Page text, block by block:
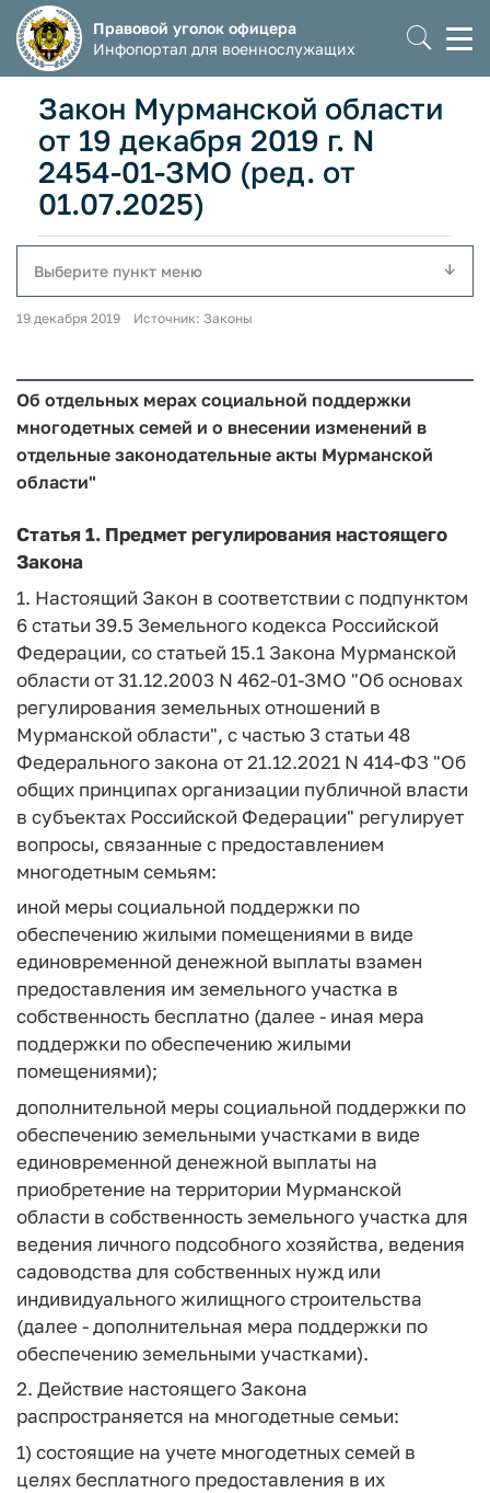
Правовой уголок офицера
Инфопортал для военнослужащих
Закон Мурманской области
от 19 декабря 2019 г. N
2454-01-ЗМО (ред. от
01.07.2025)
Выберите пункт меню
19 декабря 2019 Источник: Законы
Об отдельных мерах социальной поддержки
многодетных семей и о внесении изменений в
отдельные законодательные акты Мурманской
области"
Статья 1. Предмет регулирования настоящего
Закона
1. Настоящий Закон в соответствии с подпунктом
6 статьи 39.5 Земельного кодекса Российской
Федерации, со статьей 15.1 Закона Мурманской
области от 31.12.2003 N 462-01-ЗМО "Об основах
регулирования земельных отношений в
Мурманской области", с частью 3 статьи 48
Федерального закона от 21.12.2021 N 414-ФЗ "Об
общих принципах организации публичной власти
в субъектах Российской Федерации" регулирует
вопросы, связанные с предоставлением
многодетным семьям:
иной меры социальной поддержки по
обеспечению жилыми помещениями в виде
единовременной денежной выплаты взамен
предоставления им земельного участка в
собственность бесплатно (далее - иная мера
поддержки по обеспечению жилыми
помещениями);
дополнительной меры социальной поддержки по
обеспечению земельными участками в виде
единовременной денежной выплаты на
приобретение на территории Мурманской
области в собственность земельного участка для
ведения личного подсобного хозяйства, ведения
садоводства для собственных нужд или
индивидуального жилищного строительства
(далее - дополнительная мера поддержки по
обеспечению земельными участками).
2. Действие настоящего Закона
распространяется на многодетные семьи:
1) состоящие на учете многодетных семей в
целях бесплатного предоставления в их